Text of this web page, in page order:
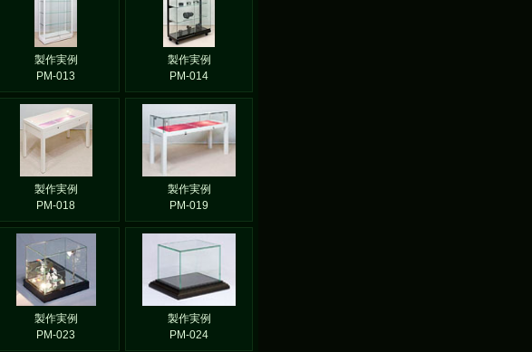
製作実例
PM-013
製作実例
PM-014
製作実例
PM-018
製作実例
PM-019
製作実例
PM-023
製作実例
PM-024